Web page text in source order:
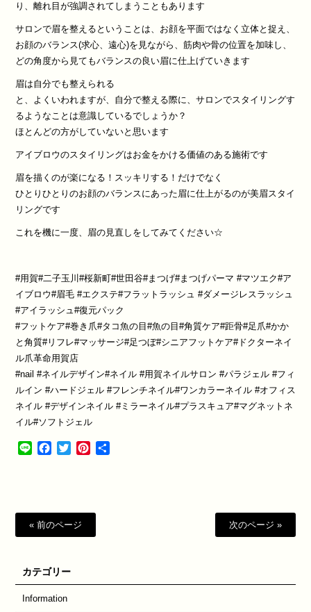
り、離れ目が強調されてしまうこともあります
サロンで眉を整えるということは、お顔を平面ではなく立体と捉え、
お顔のバランス(求心、遠心)を見ながら、筋肉や骨の位置を加味し、
どの角度から見てもバランスの良い眉に仕上げていきます
眉は自分でも整えられる
と、よくいわれますが、自分で整える際に、サロンでスタイリングす
るようなことは意識しているでしょうか？
ほとんどの方がしていないと思います
アイブロウのスタイリングはお金をかける価値のある施術です
眉を描くのが楽になる！スッキリする！だけでなく
ひとりひとりのお顔のバランスにあった眉に仕上がるのが美眉スタイ
リングです
これを機に一度、眉の見直しをしてみてください☆
#用賀#二子玉川#桜新町#世田谷#まつげ#まつげパーマ #マツエク#ア
イブロウ#眉毛 #エクステ#フラットラッシュ #ダメージレスラッシュ
#アイラッシュ#復元パック
#フットケア#巻き爪#タコ魚の目#魚の目#角質ケア#距骨#足爪#かか
と角質#リフレ#マッサージ#足つぼ#シニアフットケア#ドクターネイ
ル爪革命用賀店
#nail #ネイルデザイン#ネイル #用賀ネイルサロン #パラジェル #フィ
ルイン #ハードジェル #フレンチネイル#ワンカラーネイル #オフィス
ネイル #デザインネイル #ミラーネイル#プラスキュア#マグネットネ
イル#ソフトジェル
Line Facebook
TwitterPinterest
« 前のページ 次のページ »
カテゴリー
Information